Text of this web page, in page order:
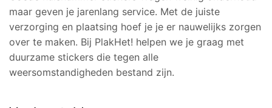
maar geven je jarenlang service. Met de juiste
verzorging en plaatsing hoef je je er nauwelijks zorgen
over te maken. Bij PlakHet! helpen we je graag met
duurzame stickers die tegen alle
weersomstandigheden bestand zijn.